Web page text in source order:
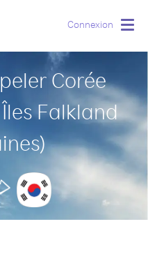
Connexion
Corée
Falkland